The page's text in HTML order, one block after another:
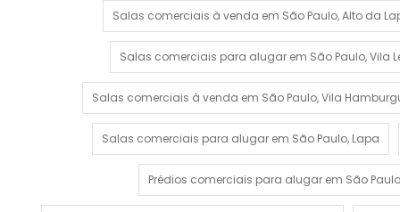
Salas comerciais à venda em São Paulo, Alto da
Salas comerciais para alugar em São Paulo, Vila
Salas comerciais à venda em São Paulo, Vila
Salas comerciais para alugar em São Paulo, Lapa
Prédios comerciais para alugar em São